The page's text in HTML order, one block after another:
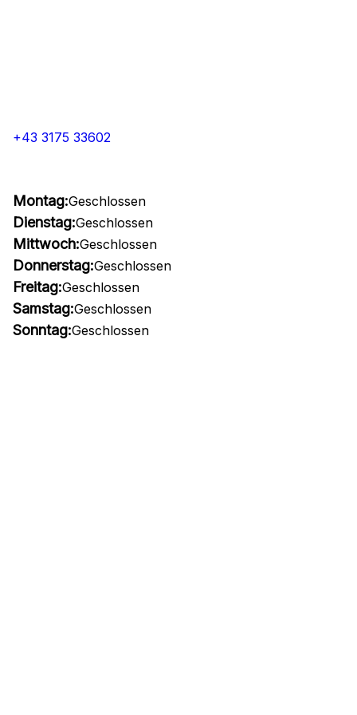
+43 3175 33602
Montag:Geschlossen
Dienstag:Geschlossen
Mittwoch:Geschlossen
Donnerstag:Geschlossen
Freitag:Geschlossen
Samstag:Geschlossen
Sonntag:Geschlossen